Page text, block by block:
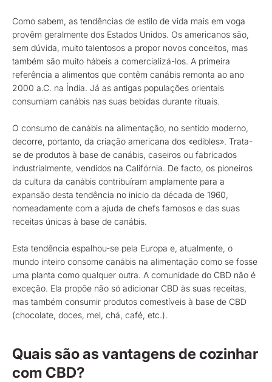
Como sabem, as tendências de estilo de vida mais em voga
provêm geralmente dos Estados Unidos. Os americanos são,
sem dúvida, muito talentosos a propor novos conceitos, mas
também são muito hábeis a comercializá-los. A primeira
referência a alimentos que contêm canábis remonta ao ano
2000 a.C. na Índia. Já as antigas populações orientais
consumiam canábis nas suas bebidas durante rituais.
O consumo de canábis na alimentação, no sentido moderno,
decorre, portanto, da criação americana dos «edibles». Trata-
se de produtos à base de canábis, caseiros ou fabricados
industrialmente, vendidos na Califórnia. De facto, os pioneiros
da cultura da canábis contribuíram amplamente para a
expansão desta tendência no início da década de 1960,
nomeadamente com a ajuda de chefs famosos e das suas
receitas únicas à base de canábis.
Esta tendência espalhou-se pela Europa e, atualmente, o
mundo inteiro consome canábis na alimentação como se fosse
uma planta como qualquer outra. A comunidade do CBD não é
exceção. Ela propõe não só adicionar CBD às suas receitas,
mas também consumir produtos comestíveis à base de CBD
(chocolate, doces, mel, chá, café, etc.).
Quais são as vantagens de cozinhar
com CBD?